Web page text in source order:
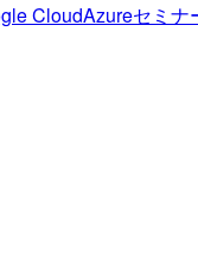
CloudAzureセミナ